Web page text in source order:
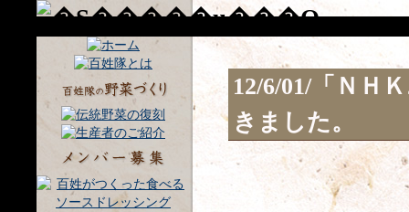
12/6/01/「ＮＨ
きました。